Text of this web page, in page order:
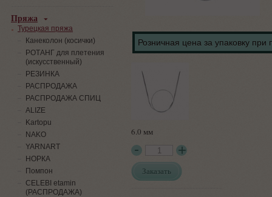
Розничная цена за упаковку при
6.0 мм
Заказать
Пряжа
Турецкая пряжа
Канеколон (косички)
РОТАНГ для плетения
(искусственный)
PЕЗИНКА
РАСПРОДАЖА
РАСПРОДАЖА СПИЦ
ALIZE
Kartopu
NAKO
YARNART
НОРКА
Помпон
СELEBI etamin
(РАСПРОДАЖА)